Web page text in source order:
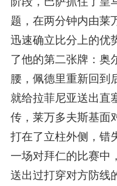
题，在两分钟内由莱
迅速确立比分上的优
了他的第二张牌：奥
腰，佩德里重新回到
就给拉菲尼亚送出直
传，莱万多夫斯基面
打在了立柱外侧，错
一场对拜仁的比赛中
送出过打穿对方防线